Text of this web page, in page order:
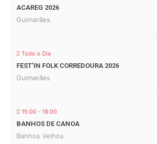
ACAREG 2026
Guimarães
Todo o Dia
FEST’IN FOLK CORREDOURA 2026
Guimarães
15:00 - 18:00
BANHOS DE CANOA
Banhos Velhos